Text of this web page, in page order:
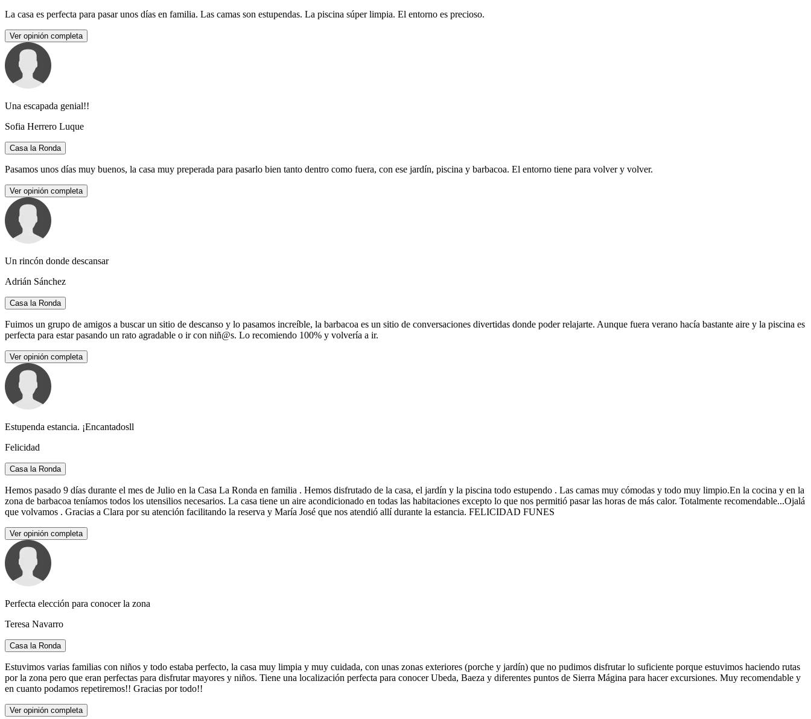
La casa es perfecta para pasar unos días en familia. Las camas son estupendas. La piscina súper limpia. El entorno es precioso.
Ver opinión completa
Una escapada genial!!
Sofia Herrero Luque
Casa la Ronda
Pasamos unos días muy buenos, la casa muy preperada para pasarlo bien tanto dentro como fuera, con ese jardín, piscina y barbacoa. El entorno tiene para volver y volver.
Ver opinión completa
Un rincón donde descansar
Adrián Sánchez
Casa la Ronda
Fuimos un grupo de amigos a buscar un sitio de descanso y lo pasamos increíble, la barbacoa es un sitio de conversaciones divertidas donde poder relajarte. Aunque fuera verano hacía bastante aire y la piscina es
perfecta para estar pasando un rato agradable o ir con niñ@s. Lo recomiendo 100% y volvería a ir.
Ver opinión completa
Estupenda estancia. ¡Encantadosll
Felicidad
Casa la Ronda
Hemos pasado 9 días durante el mes de Julio en la Casa La Ronda en familia . Hemos disfrutado de la casa, el jardín y la piscina todo estupendo . Las camas muy cómodas y todo muy limpio.En la cocina y en la
zona de barbacoa teníamos todos los utensilios necesarios. La casa tiene un aire acondicionado en todas las habitaciones excepto lo que nos permitió pasar las horas de más calor. Totalmente recomendable...Ojalá
que volvamos . Gracias a Clara por su atención facilitando la reserva y María José que nos atendió allí durante la estancia. FELICIDAD FUNES
Ver opinión completa
Perfecta elección para conocer la zona
Teresa Navarro
Casa la Ronda
Estuvimos varias familias con niños y todo estaba perfecto, la casa muy limpia y muy cuidada, con unas zonas exteriores (porche y jardín) que no pudimos disfrutar lo suficiente porque estuvimos haciendo rutas
por la zona pero que eran perfectas para disfrutar mayores y niños. Tiene una localización perfecta para conocer Ubeda, Baeza y diferentes puntos de Sierra Mágina para hacer excursiones. Muy recomendable y
en cuanto podamos repetiremos!! Gracias por todo!!
Ver opinión completa